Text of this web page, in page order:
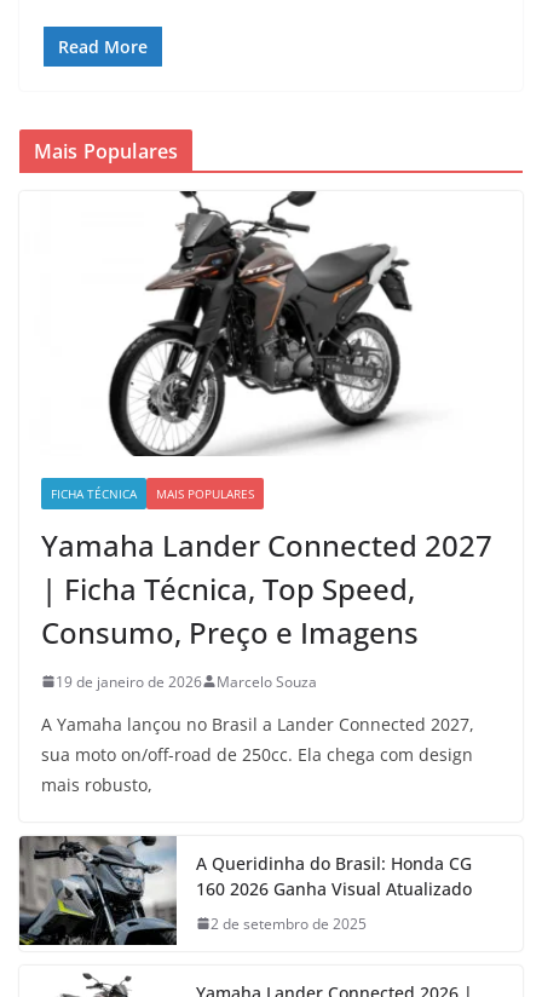
Read More
Mais Populares
FICHA TÉCNICA MAIS POPULARES
Yamaha Lander Connected 2027
| Ficha Técnica, Top Speed,
Consumo, Preço e Imagens
19 de janeiro de 2026 Marcelo Souza
A Yamaha lançou no Brasil a Lander Connected 2027,
sua moto on/off-road de 250cc. Ela chega com design
mais robusto,
A Queridinha do Brasil: Honda CG
160 2026 Ganha Visual Atualizado
2 de setembro de 2025